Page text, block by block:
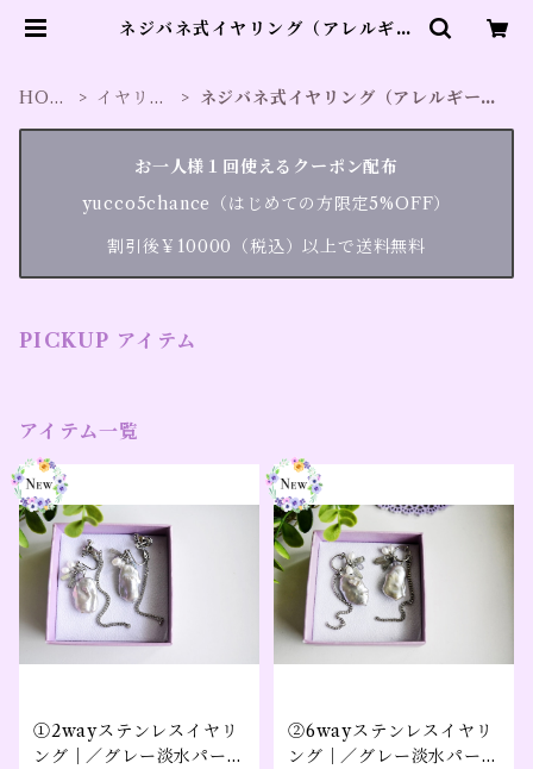
ネジバネ式イヤリング（アレルギー
HOM
イヤリン
ネジバネ式イヤリング（アレルギー対
お一人様１回使えるクーポン配布
yucco5chance（はじめての方限定5%OFF）
割引後￥10000（税込）以上で送料無料
PICKUP アイテム
アイテム一覧
①2wayステンレスイヤリ
ング｜／グレー淡水パール
②6wayステンレスイヤリ
ング｜／グレー淡水パール